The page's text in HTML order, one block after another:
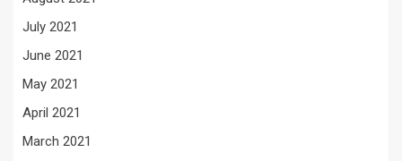
July 2021
June 2021
May 2021
April 2021
March 2021